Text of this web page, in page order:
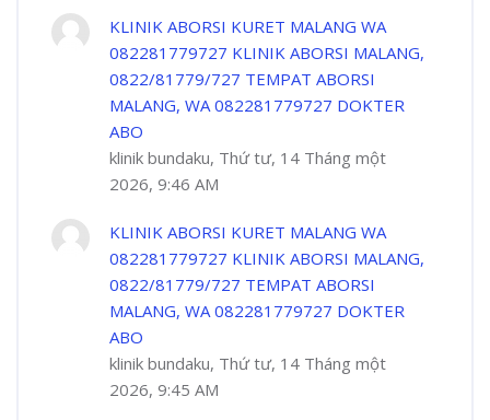
KLINIK ABORSI KURET MALANG WA
082281779727 KLINIK ABORSI MALANG,
0822/81779/727 TEMPAT ABORSI
MALANG, WA 082281779727 DOKTER
ABO
klinik bundaku, Thứ tư, 14 Tháng một
2026, 9:46 AM
KLINIK ABORSI KURET MALANG WA
082281779727 KLINIK ABORSI MALANG,
0822/81779/727 TEMPAT ABORSI
MALANG, WA 082281779727 DOKTER
ABO
klinik bundaku, Thứ tư, 14 Tháng một
2026, 9:45 AM